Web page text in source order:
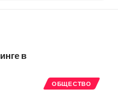
ОБЩЕСТВО
в